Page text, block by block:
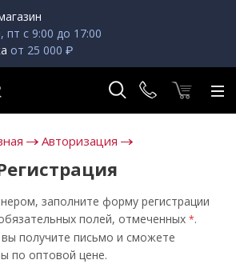
пт с 9:00 до 17:00
от 25 000 ₽
Авторизация
заполните форму регистрации
полей, отмеченных *.
получите письмо и сможете
по оптовой цене.